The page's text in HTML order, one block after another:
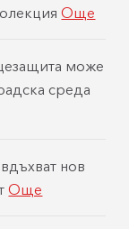
Още
може
среда
нов
Още